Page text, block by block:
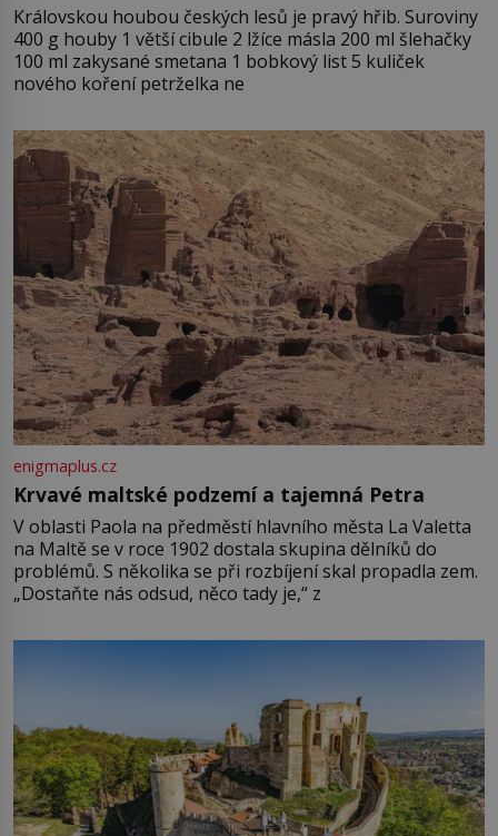
Královskou houbou českých lesů je pravý hřib. Suroviny
400 g houby 1 větší cibule 2 lžíce másla 200 ml šlehačky
100 ml zakysané smetana 1 bobkový list 5 kuliček
nového koření petrželka ne
enigmaplus.cz
Krvavé maltské podzemí a tajemná Petra
V oblasti Paola na předměstí hlavního města La Valetta
na Maltě se v roce 1902 dostala skupina dělníků do
problémů. S několika se při rozbíjení skal propadla zem.
„Dostaňte nás odsud, něco tady je,“ z